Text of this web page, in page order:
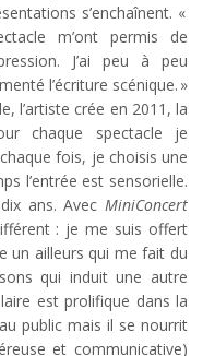
s’enchaînent. «
m’ont permis de
J’ai peu à peu
l’écriture scénique. »
l’artiste crée en 2011, la
chaque spectacle je
fois, je choisis une
l’entrée est sensorielle.
ans. Avec MiniConcert
: je me suis offert
un ailleurs qui me fait du
qui induit une autre
est prolifique dans la
public mais il se nourrit
et communicative)